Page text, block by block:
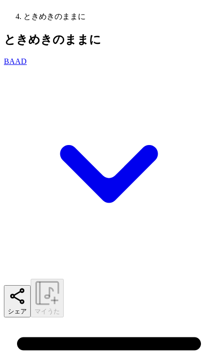
ときめきのままに
ときめきのままに
BAAD
シェア マイうた